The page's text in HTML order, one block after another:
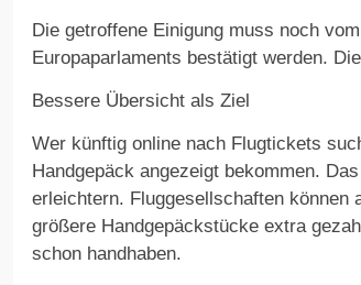
Die getroffene Einigung muss noch
Europaparlaments bestätigt werden.
Bessere Übersicht als Ziel
Wer künftig online nach Flugtickets
Handgepäck angezeigt bekommen.
erleichtern. Fluggesellschaften können
größere Handgepäckstücke extra
schon handhaben.